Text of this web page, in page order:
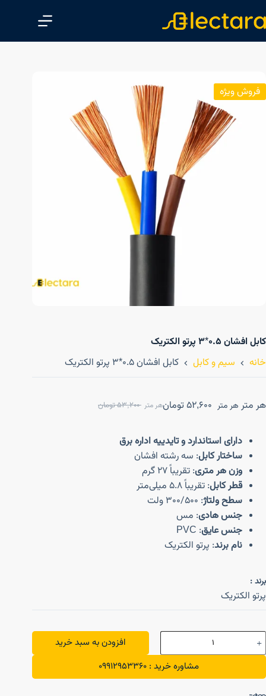
ش
فروش ویژه
کابل افشان ۰.۵*۳ پرتو الکتریک
خانه
سیم و کابل کابل افشان ۰.۵*۳ پرتو الکتریک
هر متر هر متر 53,200تومان هر متر 52,600 تومان
دارای استاندارد و تایدییه اداره برق
ساختار کابل: سه رشته افشان
وزن هر متری: تقریباً 27 گرم
قطر کابل: تقریباً 5.8 میلی‌متر
سطح ولتاژ: 300/500 ولت
جنس هادی: مس
جنس عایق: PVC
نام برند: پرتو الکتریک
برند :
پرتو الکتریک
افزودن به سبد خرید
مشاوره خرید : 09912953360